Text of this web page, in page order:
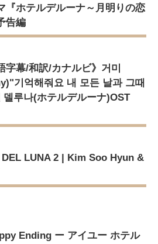
『ホテルデルーナ～月明りの恋
告編
字幕/和訳/カナルビ》거미
기억해줘요 내 모든 날과 그때
델루나(ホテルデルーナ)OST
DEL LUNA 2 | Kim Soo Hyun &
Ending ー アイユー ホテル